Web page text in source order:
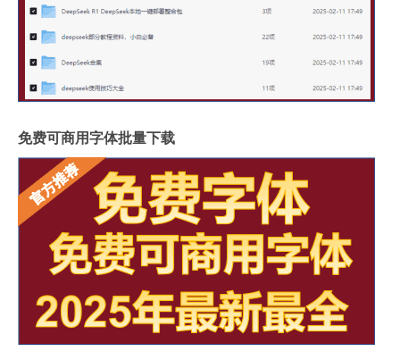
免费可商用字体批量下载